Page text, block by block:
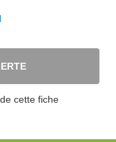
cette fiche